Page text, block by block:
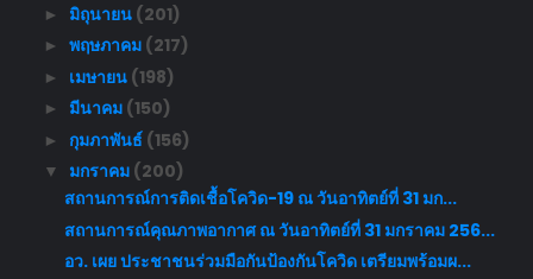
► มิถุนายน (201)
► พฤษภาคม (217)
► เมษายน (198)
► มีนาคม (150)
► กุมภาพันธ์ (156)
▼ มกราคม (200)
สถานการณ์การติดเชื้อโควิด-19 ณ วันอาทิตย์ที่ 31 มก...
สถานการณ์คุณภาพอากาศ ณ วันอาทิตย์ที่ 31 มกราคม 256...
อว. เผย ประชาชนร่วมมือกันป้องกันโควิด เตรียมพร้อมผ...